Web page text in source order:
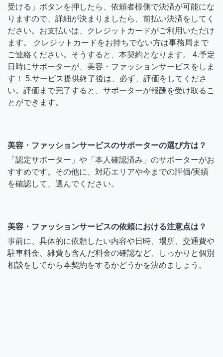
受ける」ボタンを押したら、依頼者様側で決済が可能にな
りますので、詳細が決まりましたら、前払い決済をしてく
ださい。お支払いは、クレジットカードがご利用いただけ
ます。 クレジットカードをお持ちでない方は事務局まで
ご連絡ください。そうすると、本契約となります。 4.予定
日時にサポーターが、美容・ファッションサービスをしま
す！ 5.サービス提供終了後は、必ず、評価をしてくださ
い。評価まで完了すると、サポーターが報酬を受け取るこ
とができます。
美容・ファッションサービスのサポーターの選び方は？
「認定サポーター」や「本人確認済み」のサポーターがお
すすめです。その他に、対応エリアや今までの評価/実績
を確認して、選んでください。
美容・ファッションサービスの依頼における注意点は？
事前に、具体的に依頼したい内容や日時、場所、交通費や
駐車料金、雑費も含んだ料金の確認など、しっかりと個別
相談をしてから本契約をするかどうかを決めましょう。